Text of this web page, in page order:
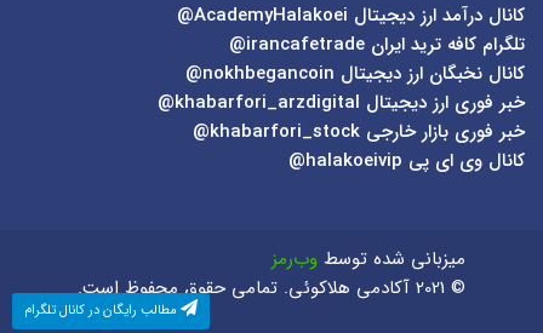
کانال درآمد ارز دیجیتال AcademyHalakoei@
تلگرام کافه ترید ایران irancafetrade@
کانال نخبگان ارز دیجیتال nokhbegancoin@
خبر فوری ارز دیجیتال khabarfori_arzdigital@
خبر فوری بازار خارجی khabarfori_stock@
کانال وی ای پی halakoeivip@
میزبانی شده توسط وب‌رمز
© 2021 آکادمی هلاکوئی. تمامی حقوق محفوظ است.
مطالب رایگان در کانال تلگرام